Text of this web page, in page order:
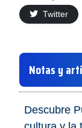
Twitter
Notas y
Descubre